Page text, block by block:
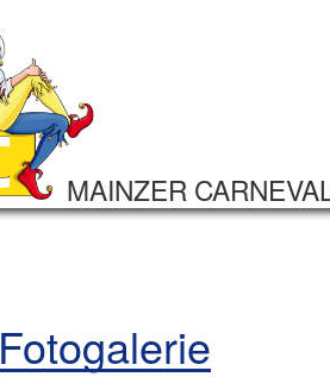
MAINZER
Fotogalerie